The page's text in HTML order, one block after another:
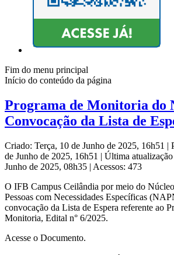
Fim do menu principal
Início do conteúdo da página
Programa de Monitoria do
Convocação da Lista de
Criado: Terça, 10 de Junho de 2025, 16h51 |
de Junho de 2025, 16h51 | Última
Junho de 2025, 08h35 | Acessos: 473
O IFB Campus Ceilândia por meio do
Pessoas com Necessidades Específicas
convocação da Lista de Espera referente ao
Monitoria, Edital n° 6/2025.
Acesse o Documento.